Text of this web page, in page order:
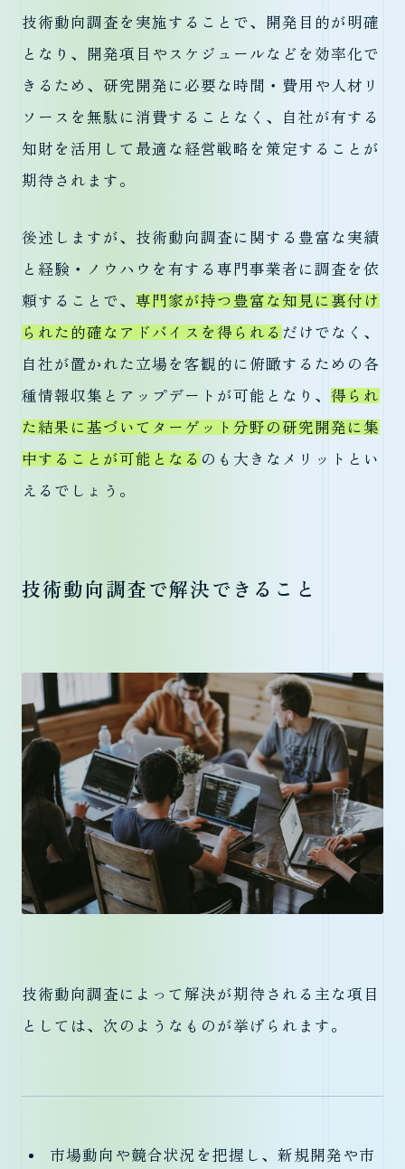
技術動向調査を実施することで、開発目的が明確
となり、開発項目やスケジュールなどを効率化で
きるため、研究開発に必要な時間・費用や人材リ
ソースを無駄に消費することなく、自社が有する
知財を活用して最適な経営戦略を策定することが
期待されます。
後述しますが、技術動向調査に関する豊富な実績
と経験・ノウハウを有する専門事業者に調査を依
頼することで、 専門家が持つ豊富な知見に裏付け
られた的確なアドバイスを得られる だけでなく、
自社が置かれた立場を客観的に俯瞰するための各
種情報収集とアップデートが可能となり、 得られ
た結果に基づいてターゲット分野の研究開発に集
中することが可能となる のも大きなメリットとい
えるでしょう。
技術動向調査で解決できること
技術動向調査によって解決が期待される主な項目
としては、次のようなものが挙げられます。
市場動向や競合状況を把握し、新規開発や市